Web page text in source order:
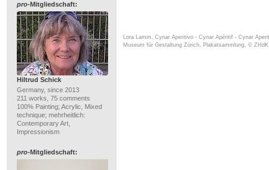
pro-Mitgliedschaft:
Hiltrud Schick
Germany, since 2013
211 works, 75 comments
100% Painting; Acrylic, Mixed
technique; mehrheitlich:
Contemporary Art,
Impressionism
pro-Mitgliedschaft:
Lora Lamm, Cynar Aperitivo - Cynar Apéritif - Cynar
Museum für Gestaltung Zürich, Plakatsammlung, © ZHdK